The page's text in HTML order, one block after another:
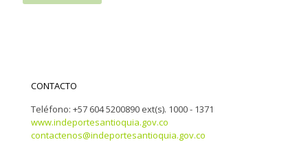
CONTACTO
Teléfono: +57 604 5200890 ext(s). 1000 - 1371
www.indeportesantioquia.gov.co
contactenos@indeportesantioquia.gov.co